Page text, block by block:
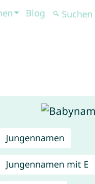
Blog
Jungennamen
Jungennamen mit E